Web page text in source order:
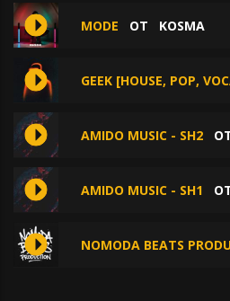
MODE ОТ KOSMA
GEEK [HOUSE, POP,
AMIDO MUSIC - SH2
AMIDO MUSIC - SH1
NOMODA BEATS